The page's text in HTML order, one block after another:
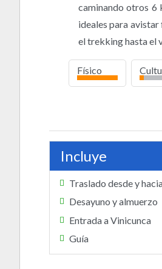
caminando otros 6
ideales para avistar
el trekking hasta el
Físico
alto
bajo
Incluye
Traslado desde y
Desayuno y almuerzo
Entrada a Vinicunca
Guía